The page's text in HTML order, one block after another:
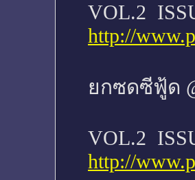
VOL.2
http://
ยกซดซีฟู้ด
VOL.2
http://